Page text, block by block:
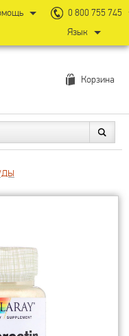
Корзина
0 800 755 745
Язык